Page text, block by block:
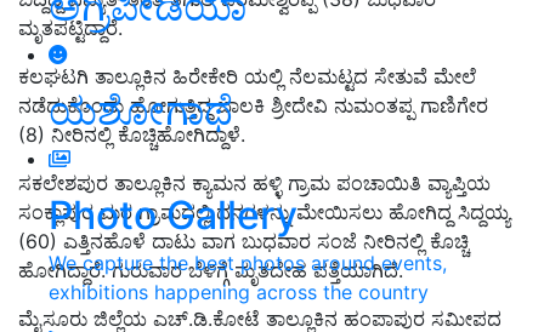
ಯಶೋಗಾಥೆ
Photo Gallery
We capture the best photos around events,
exhibitions happening across the country
ಮೃತಪಟ್ಟಿದ್ದಾರೆ.
ಕಲಘಟಗಿ ತಾಲ್ಲೂಕಿನ ಹಿರೇಕೇರಿ ಯಲ್ಲಿ ನೆಲಮಟ್ಟದ ಸೇತುವೆ ಮೇಲೆ
ನಡೆದುಕೊಂಡು ಹೋಗುತ್ತಿದ್ದ ಬಾಲಕಿ ಶ್ರೀದೇವಿ ನುಮಂತಪ್ಪ ಗಾಣಿಗೇರ
(8) ನೀರಿನಲ್ಲಿ ಕೊಚ್ಚಿಹೋಗಿದ್ದಾಳೆ.
ಸಕಲೇಶಪುರ ತಾಲ್ಲೂಕಿನ ಕ್ಯಾಮನ ಹಳ್ಳಿ ಗ್ರಾಮ ಪಂಚಾಯಿತಿ ವ್ಯಾಪ್ತಿಯ
ಸಂಕ್ಲಾಪುರ ಮಠ ಗ್ರಾಮದಲ್ಲಿ ದನಗಳನ್ನು ಮೇಯಿಸಲು ಹೋಗಿದ್ದ ಸಿದ್ದಯ್ಯ
(60) ಎತ್ತಿನಹೊಳೆ ದಾಟು ವಾಗ ಬುಧವಾರ ಸಂಜೆ ನೀರಿನಲ್ಲಿ ಕೊಚ್ಚಿ
ಹೋಗಿದ್ದಾರೆ. ಗುರುವಾರ ಬೆಳಿಗ್ಗೆ ಮೃತದೇಹ ಪತ್ತೆಯಾಗಿದೆ.
ಮೈಸೂರು ಜಿಲ್ಲೆಯ ಎಚ್‌.ಡಿ.ಕೋಟೆ ತಾಲ್ಲೂಕಿನ ಹಂಪಾಪುರ ಸಮೀಪದ